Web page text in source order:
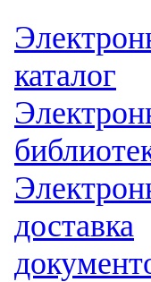
каталог
доставка